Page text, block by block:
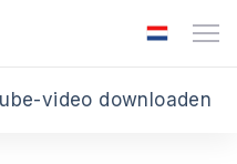
video downloaden